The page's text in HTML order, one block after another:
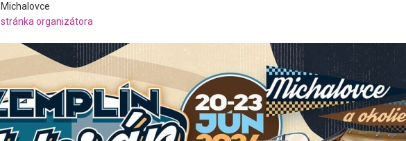
Michalovce
stránka organizátora